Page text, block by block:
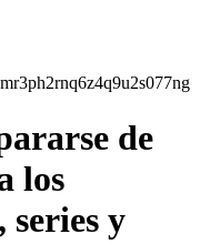
de
los
series y